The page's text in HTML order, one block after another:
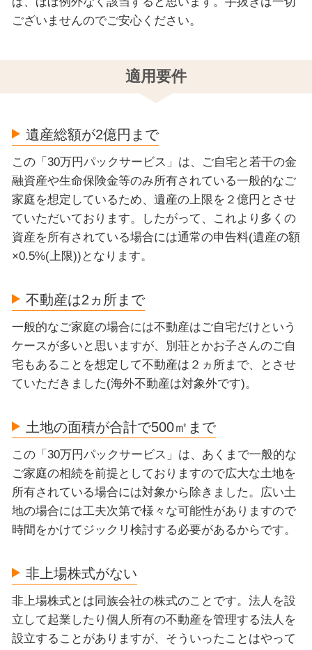
ございませんのでご安心ください。
適用要件
遺産総額が2億円まで
この「30万円パックサービス」は、ご自宅と若干の金
融資産や生命保険金等のみ所有されている一般的なご
家庭を想定しているため、遺産の上限を２億円とさせ
ていただいております。したがって、これより多くの
資産を所有されている場合には通常の申告料(遺産の額
×0.5%(上限))となります。
不動産は2ヵ所まで
一般的なご家庭の場合には不動産はご自宅だけという
ケースが多いと思いますが、別荘とかお子さんのご自
宅もあることを想定して不動産は２ヵ所まで、とさせ
ていただきました(海外不動産は対象外です)。
土地の面積が合計で500㎡まで
この「30万円パックサービス」は、あくまで一般的な
ご家庭の相続を前提としておりますので広大な土地を
所有されている場合には対象から除きました。広い土
地の場合には工夫次第で様々な可能性がありますので
時間をかけてジックリ検討する必要があるからです。
非上場株式がない
非上場株式とは同族会社の株式のことです。法人を設
立して起業したり個人所有の不動産を管理する法人を
設立することがありますが、そういったことはやって